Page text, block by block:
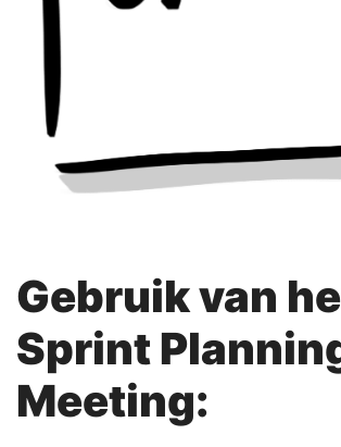
Gebruik van
Sprint
Meeting: